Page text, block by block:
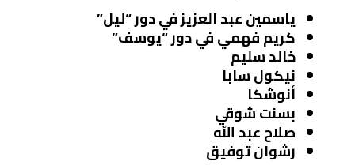
ياسمين عبد العزيزفي دور “ليل”
كريم فهميفي دور “يوسف”
خالد سليم
نيكول سابا
أنوشكا
بسنت شوقي
صلاح عبد الله
رشوان توفيق